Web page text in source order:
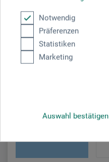
Notwendig
Präferenzen
Statistiken
Marketing
Auswahl bestätigen
Peacock Blue 533